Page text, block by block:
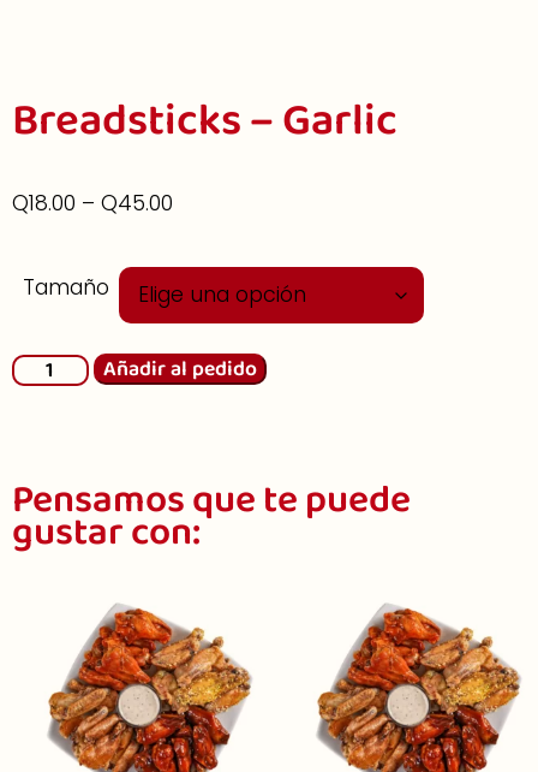
Breadsticks – Garlic
Q18.00 – Q45.00
Tamaño
Añadir al pedido
Pensamos que te puede
gustar con: